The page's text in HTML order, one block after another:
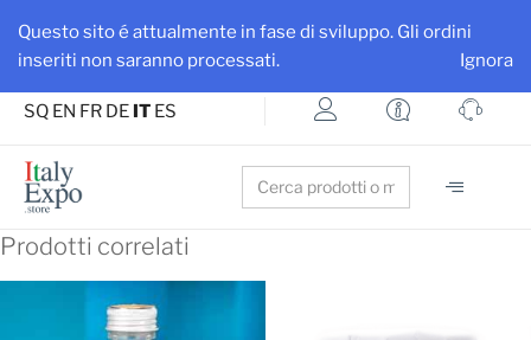
Questo sito é attualmente in fase di sviluppo. Gli ordini
inseriti non saranno processati.
Ignora
Ottieni maggiore visibilità per la tua azienda e i tuoi prodotti
Iscriviti su ItalyExpo
SQ EN FR DE IT ES
Search
for:
Prodotti correlati